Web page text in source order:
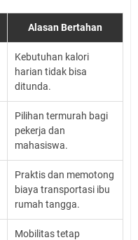
Alasan Bertahan
Kebutuhan kalori
harian tidak bisa
ditunda.
Pilihan termurah bagi
pekerja dan
mahasiswa.
Praktis dan memotong
biaya transportasi ibu
rumah tangga.
Mobilitas tetap